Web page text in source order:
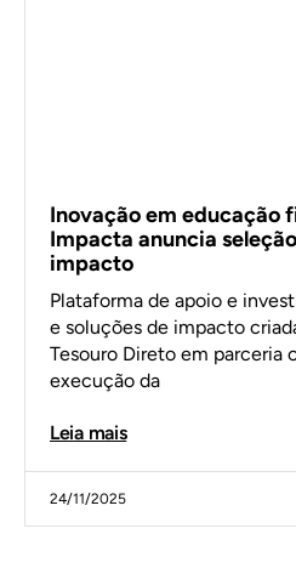
Inovação em educação
Impacta anuncia
impacto
Plataforma de apoio e
e soluções de impacto
Tesouro Direto em
execução da
Leia mais
24/11/2025